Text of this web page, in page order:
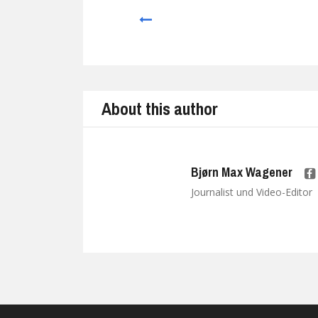
About this author
Bjørn Max Wagener
Journalist und Video-Editor